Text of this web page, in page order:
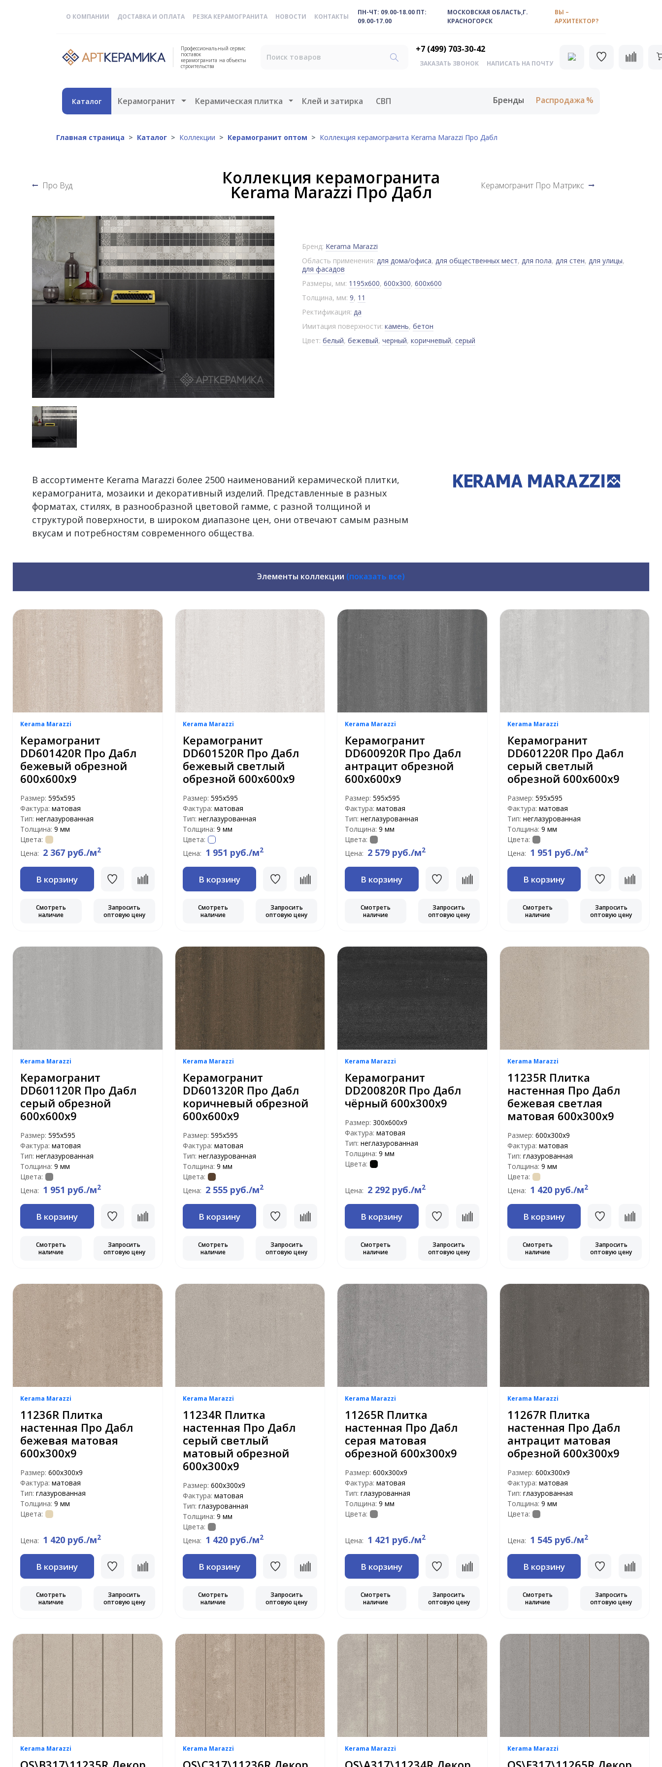
О КОМПАНИИ ДОСТАВКА И ОПЛАТА РЕЗКА КЕРАМОГРАНИТА НОВОСТИ КОНТАКТЫ
ПН-ЧТ: 09.00-18.00 ПТ:
09.00-17.00
МОСКОВСКАЯ ОБЛАСТЬ,Г.
КРАСНОГОРСК
ВЫ –
АРХИТЕКТОР?
Профессиональный сервис
поставок
керамогранита на объекты
строительства
+7 (499) 703-30-42
ЗАКАЗАТЬ ЗВОНОК НАПИСАТЬ НА ПОЧТУ
Каталог Керамогранит Открыть меню
Керамическая плитка Открыть меню
Клей и затирка СВП Бренды Распродажа
Главная страница Каталог Коллекции Керамогранит оптом Коллекция керамогранита Kerama Marazzi Про Дабл
Про Вуд Коллекция керамогранита
Kerama Marazzi Про Дабл Керамогранит Про Матрикс
Бренд: Kerama Marazzi
Область применения: для дома/офиса, для общественных мест, для пола, для стен, для улицы,
для фасадов
Размеры, мм: 1195x600, 600x300, 600x600
Толщина, мм: 9, 11
Ректификация: да
Имитация поверхности: камень, бетон
Цвет: белый, бежевый, черный, коричневый, серый
В ассортименте Kerama Marazzi более 2500 наименований керамической плитки,
керамогранита, мозаики и декоративный изделий. Представленные в разных
форматах, стилях, в разнообразной цветовой гамме, с разной толщиной и
структурой поверхности, в широком диапазоне цен, они отвечают самым разным
вкусам и потребностям современного общества.
Элементы коллекции (показать все)
Kerama Marazzi
Керамогранит
DD601420R Про Дабл
бежевый обрезной
600х600х9
Размер: 595x595
Фактура: матовая
Тип: неглазурованная
Толщина: 9 мм
Цвета:
Цена: 2 367 руб./м2
В корзину
Смотреть
наличие
Запросить
оптовую цену
Kerama Marazzi
Керамогранит
DD601520R Про Дабл
бежевый светлый
обрезной 600х600х9
Размер: 595x595
Фактура: матовая
Тип: неглазурованная
Толщина: 9 мм
Цвета:
Цена: 1 951 руб./м2
В корзину
Смотреть
наличие
Запросить
оптовую цену
Kerama Marazzi
Керамогранит
DD600920R Про Дабл
антрацит обрезной
600х600х9
Размер: 595x595
Фактура: матовая
Тип: неглазурованная
Толщина: 9 мм
Цвета:
Цена: 2 579 руб./м2
В корзину
Смотреть
наличие
Запросить
оптовую цену
Kerama Marazzi
Керамогранит
DD601220R Про Дабл
серый светлый
обрезной 600х600х9
Размер: 595x595
Фактура: матовая
Тип: неглазурованная
Толщина: 9 мм
Цвета:
Цена: 1 951 руб./м2
В корзину
Смотреть
наличие
Запросить
оптовую цену
Kerama Marazzi
Керамогранит
DD601120R Про Дабл
серый обрезной
600х600х9
Размер: 595x595
Фактура: матовая
Тип: неглазурованная
Толщина: 9 мм
Цвета:
Цена: 1 951 руб./м2
В корзину
Смотреть
наличие
Запросить
оптовую цену
Kerama Marazzi
Керамогранит
DD601320R Про Дабл
коричневый обрезной
600х600х9
Размер: 595x595
Фактура: матовая
Тип: неглазурованная
Толщина: 9 мм
Цвета:
Цена: 2 555 руб./м2
В корзину
Смотреть
наличие
Запросить
оптовую цену
Kerama Marazzi
Керамогранит
DD200820R Про Дабл
чёрный 600х300х9
Размер: 300х600х9
Фактура: матовая
Тип: неглазурованная
Толщина: 9 мм
Цвета:
Цена: 2 292 руб./м2
В корзину
Смотреть
наличие
Запросить
оптовую цену
Kerama Marazzi
11235R Плитка
настенная Про Дабл
бежевая светлая
матовая 600х300х9
Размер: 600х300х9
Фактура: матовая
Тип: глазурованная
Толщина: 9 мм
Цвета:
Цена: 1 420 руб./м2
В корзину
Смотреть
наличие
Запросить
оптовую цену
Kerama Marazzi
11236R Плитка
настенная Про Дабл
бежевая матовая
600х300х9
Размер: 600х300х9
Фактура: матовая
Тип: глазурованная
Толщина: 9 мм
Цвета:
Цена: 1 420 руб./м2
В корзину
Смотреть
наличие
Запросить
оптовую цену
Kerama Marazzi
11234R Плитка
настенная Про Дабл
серый светлый
матовый обрезной
600х300х9
Размер: 600х300х9
Фактура: матовая
Тип: глазурованная
Толщина: 9 мм
Цвета:
Цена: 1 420 руб./м2
В корзину
Смотреть
наличие
Запросить
оптовую цену
Kerama Marazzi
11265R Плитка
настенная Про Дабл
серая матовая
обрезной 600х300х9
Размер: 600х300х9
Фактура: матовая
Тип: глазурованная
Толщина: 9 мм
Цвета:
Цена: 1 421 руб./м2
В корзину
Смотреть
наличие
Запросить
оптовую цену
Kerama Marazzi
11267R Плитка
настенная Про Дабл
антрацит матовая
обрезной 600х300х9
Размер: 600х300х9
Фактура: матовая
Тип: глазурованная
Толщина: 9 мм
Цвета:
Цена: 1 545 руб./м2
В корзину
Смотреть
наличие
Запросить
оптовую цену
Kerama Marazzi Kerama Marazzi Kerama Marazzi Kerama Marazzi